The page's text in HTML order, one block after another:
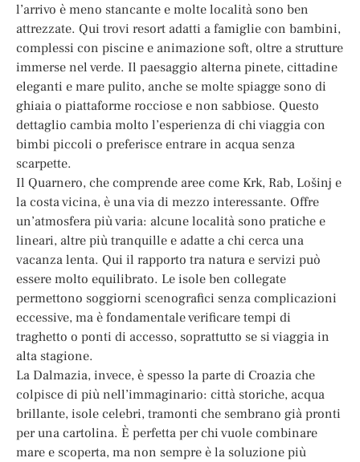
l’arrivo è meno stancante e molte località sono ben
attrezzate. Qui trovi resort adatti a famiglie con bambini,
complessi con piscine e animazione soft, oltre a strutture
immerse nel verde. Il paesaggio alterna pinete, cittadine
eleganti e mare pulito, anche se molte spiagge sono di
ghiaia o piattaforme rocciose e non sabbiose. Questo
dettaglio cambia molto l’esperienza di chi viaggia con
bimbi piccoli o preferisce entrare in acqua senza
scarpette.
Il Quarnero, che comprende aree come Krk, Rab, Lošinj e
la costa vicina, è una via di mezzo interessante. Offre
un’atmosfera più varia: alcune località sono pratiche e
lineari, altre più tranquille e adatte a chi cerca una
vacanza lenta. Qui il rapporto tra natura e servizi può
essere molto equilibrato. Le isole ben collegate
permettono soggiorni scenografici senza complicazioni
eccessive, ma è fondamentale verificare tempi di
traghetto o ponti di accesso, soprattutto se si viaggia in
alta stagione.
La Dalmazia, invece, è spesso la parte di Croazia che
colpisce di più nell’immaginario: città storiche, acqua
brillante, isole celebri, tramonti che sembrano già pronti
per una cartolina. È perfetta per chi vuole combinare
mare e scoperta, ma non sempre è la soluzione più